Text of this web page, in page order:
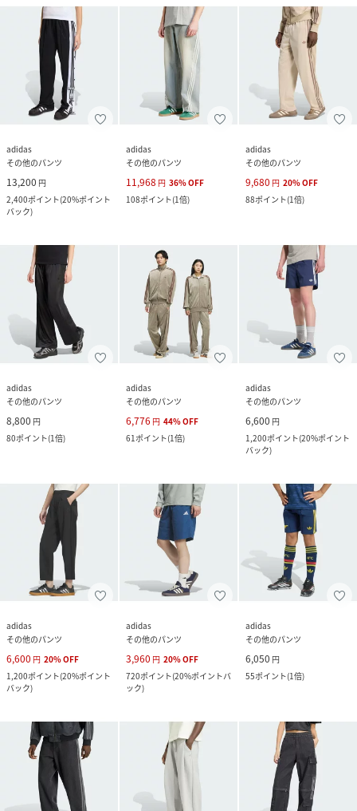
adidas
その他のパンツ
13,200 円
2,400ポイント(20%ポイント
バック)
adidas
その他のパンツ
11,968 円 36%OFF
108ポイント(1倍)
adidas
その他のパンツ
9,680 円 20%OFF
88ポイント(1倍)
adidas
その他のパンツ
8,800 円
80ポイント(1倍)
adidas
その他のパンツ
6,776 円 44%OFF
61ポイント(1倍)
adidas
その他のパンツ
6,600 円
1,200ポイント(20%ポイント
バック)
adidas
その他のパンツ
6,600 円 20%OFF
1,200ポイント(20%ポイント
バック)
adidas
その他のパンツ
3,960 円 20%OFF
720ポイント(20%ポイントバ
ック)
adidas
その他のパンツ
6,050 円
55ポイント(1倍)